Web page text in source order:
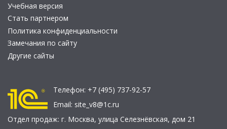
Учебная версия
Стать партнером
Политика конфиденциальности
Замечания по сайту
Другие сайты
Телефон: +7 (495) 737-92-57
Email: site_v8@1c.ru
Отдел продаж: г. Москва, улица Селезнёвская, дом 21